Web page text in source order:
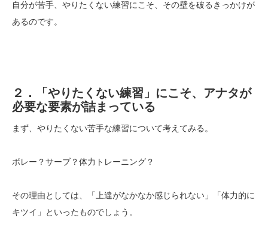
自分が苦手、やりたくない練習にこそ、その壁を破るきっかけが
あるのです。
２．「やりたくない練習」にこそ、アナタが
必要な要素が詰まっている
まず、やりたくない苦手な練習について考えてみる。
ボレー？サーブ？体力トレーニング？
その理由としては、「上達がなかなか感じられない」「体力的に
キツイ」といったものでしょう。